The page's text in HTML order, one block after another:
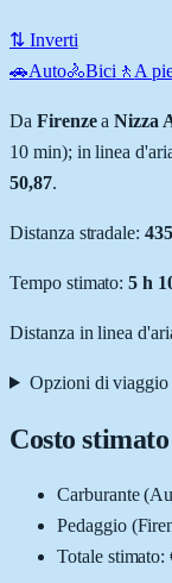
⇅ Inverti
🚗Auto🚴Bici 🚶 A
Da FirenzeaNizza
10 min); in linea
50,87.
Distanza stradale:435
Tempo stimato:5 h
Distanza in linea
Opzioni di viaggio
Costo
Carburante (
Pedaggio (
Totale stimato: